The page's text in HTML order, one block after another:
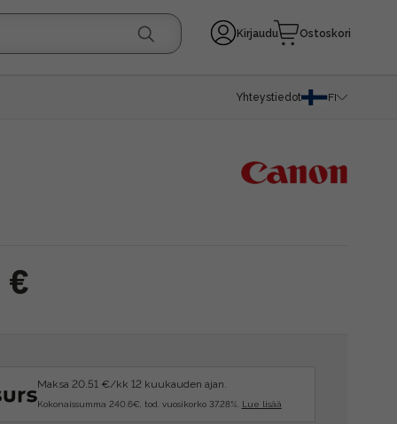
Kirjaudu Ostoskori
Yhteystiedot FI
€
Maksa 20.51 €/kk 12 kuukauden ajan.
Kokonaissumma 240.6€, tod. vuosikorko 37.28%. Lue lisää